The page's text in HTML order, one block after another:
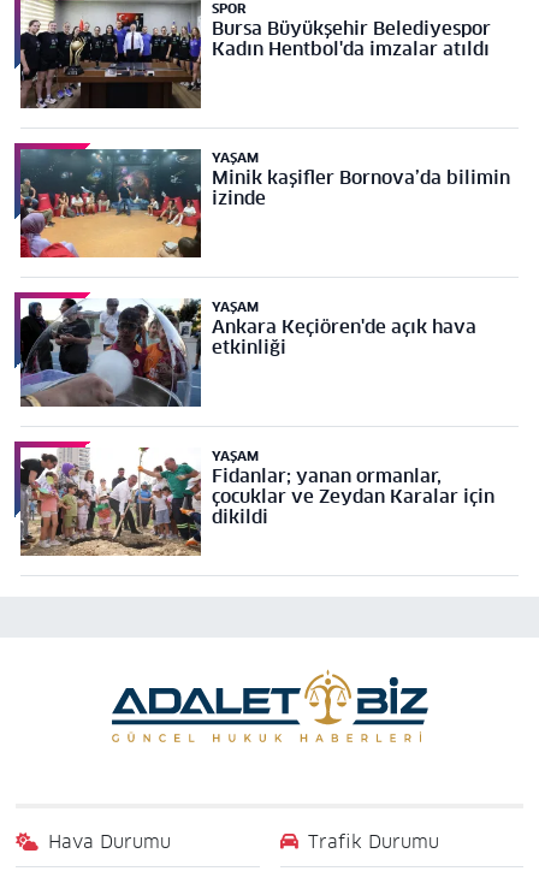
SPOR
Bursa Büyükşehir Belediyespor
Kadın Hentbol'da imzalar atıldı
YAŞAM
Minik kaşifler Bornova’da bilimin
izinde
YAŞAM
Ankara Keçiören'de açık hava
etkinliği
YAŞAM
Fidanlar; yanan ormanlar,
çocuklar ve Zeydan Karalar için
dikildi
Hava Durumu Trafik Durumu